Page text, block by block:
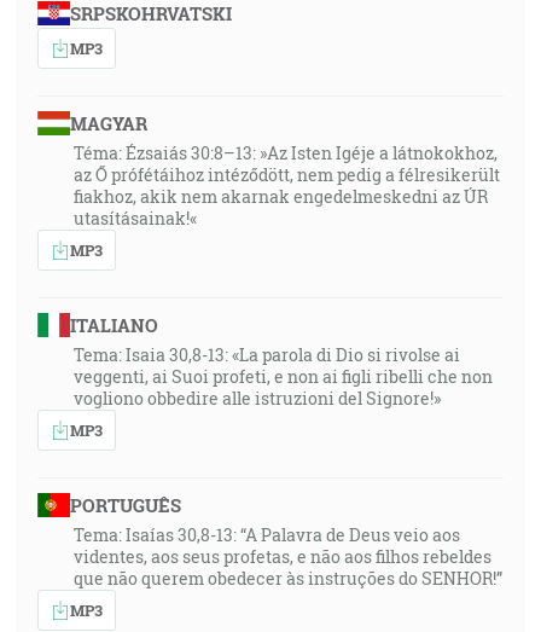
35:54
… a nedomnievajte sa, že môžete v sebe hovoriť: Veď
môže z týchto kameňov vzbudiť Abrahámovi deti. [Mt
36:12
A on odpovedal a vravel im: Kto má dvoje sukieň,
nech udelí tomu, kto nemá, a ten, kto má jedlá, nech
povedali mu: Učiteľu, čo budeme robiť? A on im
povedal: Nič viacej nevyberajte nad to, čo vám je
nariadené! A pýtali sa ho aj vojaci a hovorili: A my čo
budeme robiť? A povedal im: Nikoho nezastrašujte a
tak nezdierajte ani nerobte ničoho podvodne a majte
38:40
… za najvyššieho kňaza Annáša a Kaifáša stalo sa
slovo Božie k Jánovi, synovi Zachariášovmu, na púšti.
A pochodil po celom okolí Jordánskom kážuc krst
SRPSKOHRVATSKI
MP3
MAGYAR
Téma: Ézsaiás 30:8–13: »Az Isten Igéje a látnokokhoz,
az Ő prófétáihoz intéződött, nem pedig a félresikerült
fiakhoz, akik nem akarnak engedelmeskedni az ÚR
utasításainak!«
MP3
ITALIANO
Tema: Isaia 30,8-13: «La parola di Dio si rivolse ai
veggenti, ai Suoi profeti, e non ai figli ribelli che non
vogliono obbedire alle istruzioni del Signore!»
MP3
PORTUGUÊS
Tema: Isaías 30,8-13: “A Palavra de Deus veio aos
videntes, aos seus profetas, e não aos filhos rebeldes
que não querem obedecer às instruções do SENHOR!”
MP3